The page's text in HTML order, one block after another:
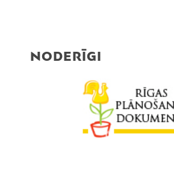
NODERĪGI